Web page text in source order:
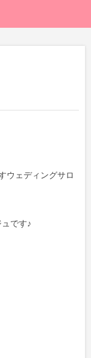
ウェディングサロ
です♪